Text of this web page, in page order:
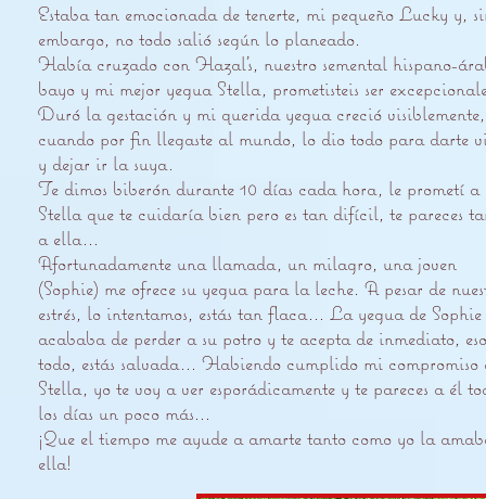
Estaba tan emocionada de tenerte, mi pequeño Lucky y,
embargo, no todo salió según lo planeado.
Había cruzado con Hazal's, nuestro semental hispano-
bayo y mi mejor yegua Stella, prometisteis ser
Duró la gestación y mi querida yegua creció visiblemente,
cuando por fin llegaste al mundo, lo dio todo para darte
y dejar ir la suya.
Te dimos biberón durante 10 días cada hora, le prometí a
Stella que te cuidaría bien pero es tan difícil, te pareces
a ella...
Afortunadamente una llamada, un milagro, una joven
(Sophie) me ofrece su yegua para la leche. A pesar de
estrés, lo intentamos, estás tan flaca... La yegua de Sophie
acababa de perder a su potro y te acepta de inmediato,
todo, estás salvada... Habiendo cumplido mi compromiso
Stella, yo te voy a ver esporádicamente y te pareces a él
los días un poco más...
¡Que el tiempo me ayude a amarte tanto como yo la
ella!